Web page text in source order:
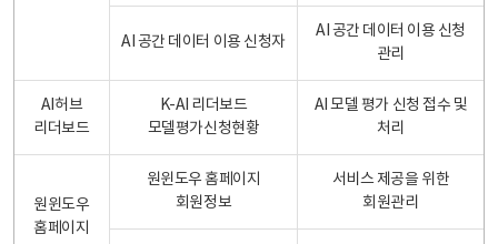
AI 공간 데이터 이용 신청자
AI 공간 데이터 이용 신청
관리
AI허브
리더보드
K-AI 리더보드
모델평가신청현황
AI 모델 평가 신청 접수 및
처리
원윈도우
홈페이지
원윈도우 홈페이지
회원정보
서비스 제공을 위한
회원관리